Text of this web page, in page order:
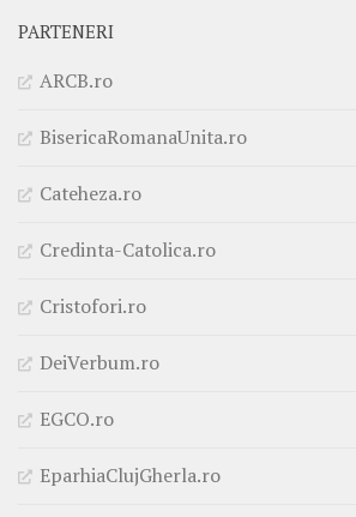
PARTENERI
ARCB.ro
BisericaRomanaUnita.ro
Cateheza.ro
Credinta-Catolica.ro
Cristofori.ro
DeiVerbum.ro
EGCO.ro
EparhiaClujGherla.ro